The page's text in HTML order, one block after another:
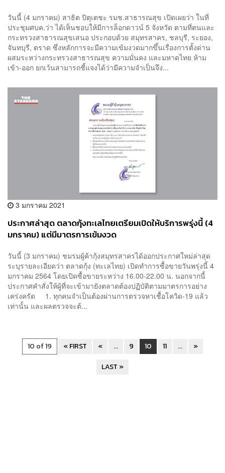
วันนี้ (4 มกราคม) สาธิต ปิตุเตชะ รมช.สาธารณสุข เปิดเผยว่า ในที่
ประชุมศบค.ว่า ได้เห็นชอบให้มีการล็อกดาวน์ 5 จังหวัด ตามที่ตนและ
กระทรวงสาธารณสุขเสนอ ประกอบด้วย สมุทรสาคร, ชลบุรี, ระยอง,
จันทบุรี, ตราด ซึ่งหลักการจะมีความเข้มงวดมากขึ้นเรื่องการตั้งด่าน
ผสมระหว่างกระทรวงสาธารณสุข ความมั่นคง และมหาดไทย ห้าม
เข้า-ออก ยกเว้นสามารถชี้แจงได้ว่ามีความจำเป็นจึง...
3 มกราคม 2021
ประกาศล่าสุด ตลาดกุ้งทะเลไทยเตรียมเปิดให้บริการพรุ่งนี้ (4
มกราคม) แต่มีมาตรการเข้มงวด
วันนี้ (3 มกราคม) ชมรมผู้ค้ากุ้งสมุทรสาครได้ออกประกาศใหม่ล่าสุด
ระบุรายละเอียดว่า ตลาดกุ้ง (ทะเลไทย) เปิดทำการซื้อขายวันพรุ่งนี้ 4
มกราคม 2564 โดยเปิดซื้อขายระหว่าง 16.00-22.00 น. นอกจากนี้
ประกาศคำสั่งให้ผู้ที่จะเข้ามายังตลาดต้องปฏิบัติตามมาตรการอย่าง
เคร่งครัด 1. ทุกคนจำเป็นต้องผ่านการตรวจหาเชื้อโควิด-19 แล้ว
เท่านั้น และผลตรวจจะต้...
10 of 19 « FIRST « ... 9 10 11 ...
»
LAST »